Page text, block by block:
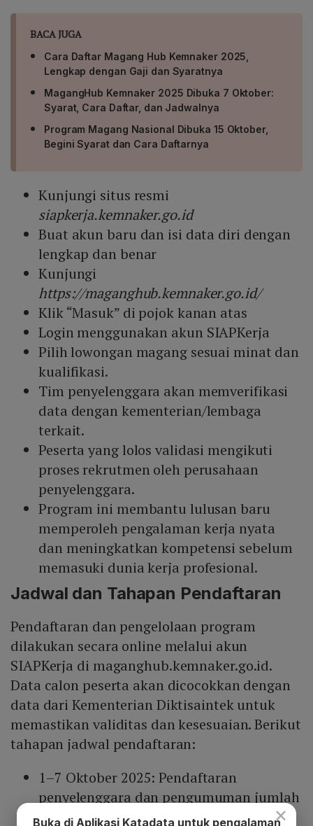
BACA JUGA
Cara Daftar Magang Hub Kemnaker 2025,
Lengkap dengan Gaji dan Syaratnya
MagangHub Kemnaker 2025 Dibuka 7 Oktober:
Syarat, Cara Daftar, dan Jadwalnya
Program Magang Nasional Dibuka 15 Oktober,
Begini Syarat dan Cara Daftarnya
Kunjungi situs resmi
siapkerja.kemnaker.go.id
Buat akun baru dan isi data diri dengan
lengkap dan benar
Kunjungi
https://maganghub.kemnaker.go.id/
Klik “Masuk” di pojok kanan atas
Login menggunakan akun SIAPKerja
Pilih lowongan magang sesuai minat dan
kualifikasi.
Tim penyelenggara akan memverifikasi
data dengan kementerian/lembaga
terkait.
Peserta yang lolos validasi mengikuti
proses rekrutmen oleh perusahaan
penyelenggara.
Program ini membantu lulusan baru
memperoleh pengalaman kerja nyata
dan meningkatkan kompetensi sebelum
memasuki dunia kerja profesional.
Jadwal dan Tahapan Pendaftaran
Pendaftaran dan pengelolaan program
dilakukan secara online melalui akun
SIAPKerja di maganghub.kemnaker.go.id.
Data calon peserta akan dicocokkan dengan
data dari Kementerian Diktisaintek untuk
memastikan validitas dan kesesuaian. Berikut
tahapan jadwal pendaftaran:
1–7 Oktober 2025: Pendaftaran
penyelenggara dan pengumuman jumlah
lowongan
×
Buka di Aplikasi Katadata untuk pengalaman